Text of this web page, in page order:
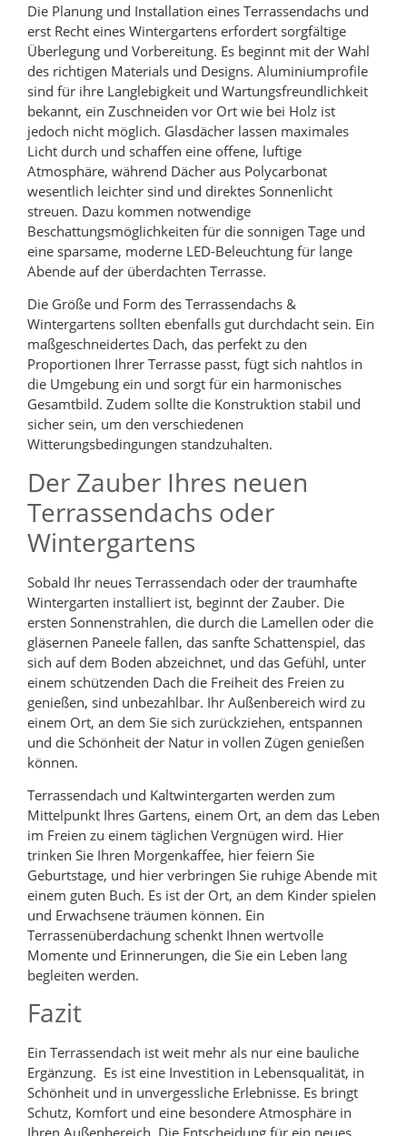
Die Planung und Installation eines Terrassendachs und
erst Recht eines Wintergartens erfordert sorgfältige
Überlegung und Vorbereitung. Es beginnt mit der Wahl
des richtigen Materials und Designs. Aluminiumprofile
sind für ihre Langlebigkeit und Wartungsfreundlichkeit
bekannt, ein Zuschneiden vor Ort wie bei Holz ist
jedoch nicht möglich. Glasdächer lassen maximales
Licht durch und schaffen eine offene, luftige
Atmosphäre, während Dächer aus Polycarbonat
wesentlich leichter sind und direktes Sonnenlicht
streuen. Dazu kommen notwendige
Beschattungsmöglichkeiten für die sonnigen Tage und
eine sparsame, moderne LED-Beleuchtung für lange
Abende auf der überdachten Terrasse.
Die Größe und Form des Terrassendachs &
Wintergartens sollten ebenfalls gut durchdacht sein. Ein
maßgeschneidertes Dach, das perfekt zu den
Proportionen Ihrer Terrasse passt, fügt sich nahtlos in
die Umgebung ein und sorgt für ein harmonisches
Gesamtbild. Zudem sollte die Konstruktion stabil und
sicher sein, um den verschiedenen
Witterungsbedingungen standzuhalten.
Der Zauber Ihres neuen
Terrassendachs oder
Wintergartens
Sobald Ihr neues Terrassendach oder der traumhafte
Wintergarten installiert ist, beginnt der Zauber. Die
ersten Sonnenstrahlen, die durch die Lamellen oder die
gläsernen Paneele fallen, das sanfte Schattenspiel, das
sich auf dem Boden abzeichnet, und das Gefühl, unter
einem schützenden Dach die Freiheit des Freien zu
genießen, sind unbezahlbar. Ihr Außenbereich wird zu
einem Ort, an dem Sie sich zurückziehen, entspannen
und die Schönheit der Natur in vollen Zügen genießen
können.
Terrassendach und Kaltwintergarten werden zum
Mittelpunkt Ihres Gartens, einem Ort, an dem das Leben
im Freien zu einem täglichen Vergnügen wird. Hier
trinken Sie Ihren Morgenkaffee, hier feiern Sie
Geburtstage, und hier verbringen Sie ruhige Abende mit
einem guten Buch. Es ist der Ort, an dem Kinder spielen
und Erwachsene träumen können. Ein
Terrassenüberdachung schenkt Ihnen wertvolle
Momente und Erinnerungen, die Sie ein Leben lang
begleiten werden.
Fazit
Ein Terrassendach ist weit mehr als nur eine bauliche
Ergänzung. Es ist eine Investition in Lebensqualität, in
Schönheit und in unvergessliche Erlebnisse. Es bringt
Schutz, Komfort und eine besondere Atmosphäre in